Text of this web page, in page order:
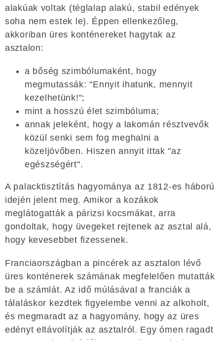
alakúak voltak (téglalap alakú, stabil edények
soha nem estek le). Éppen ellenkezőleg,
akkoriban üres konténereket hagytak az
asztalon:
a bőség szimbólumaként, hogy
megmutassák: "Ennyit ihatunk, mennyit
kezelhetünk!";
mint a hosszú élet szimbóluma;
annak jeleként, hogy a lakomán résztvevők
közül senki sem fog meghalni a
közeljövőben. Hiszen annyit ittak "az
egészségért".
A palacktisztítás hagyománya az 1812-es háború
idején jelent meg. Amikor a kozákok
meglátogatták a párizsi kocsmákat, arra
gondoltak, hogy üvegeket rejtenek az asztal alá,
hogy kevesebbet fizessenek.
Franciaországban a pincérek az asztalon lévő
üres konténerek számának megfelelően mutatták
be a számlát. Az idő múlásával a franciák a
tálaláskor kezdtek figyelembe venni az alkoholt,
és megmaradt az a hagyomány, hogy az üres
edényt eltávolítják az asztalról. Egy ómen ragadt